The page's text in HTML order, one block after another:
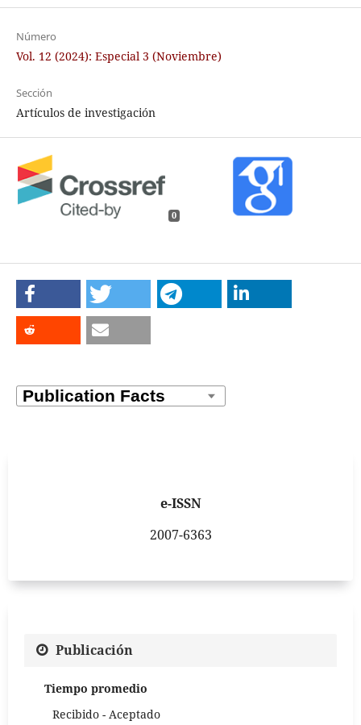
Número
Vol. 12 (2024): Especial 3 (Noviembre)
Sección
Artículos de investigación
0
e-ISSN
2007-6363
Publicación
Tiempo promedio
Recibido - Aceptado